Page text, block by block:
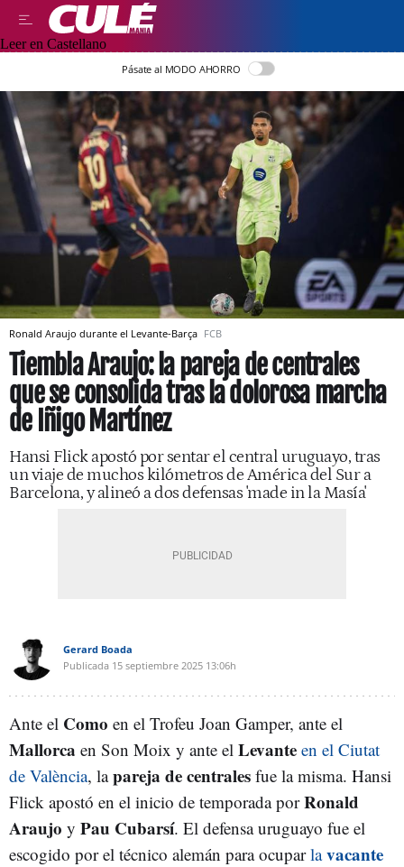
Leer en Castellano
Pásate al MODO AHORRO
Ronald Araujo durante el Levante-Barça FCB
Tiembla Araujo: la pareja de centrales
que se consolida tras la dolorosa marcha
de Iñigo Martínez
Hansi Flick apostó por sentar el central uruguayo, tras
un viaje de muchos kilómetros de América del Sur a
Barcelona, y alineó a dos defensas 'made in la Masía'
Gerard Boada
Publicada 15 septiembre 2025 13:06h
Ante el Como en el Trofeu Joan Gamper, ante el
Mallorca en Son Moix y ante el Levante en el Ciutat
de València, lapareja de centrales fue la misma. Hansi
Flick apostó en el inicio de temporada porRonald
Araujo y Pau Cubarsí. El defensa uruguayo fue el
escogido por el técnico alemán para ocuparlavacante